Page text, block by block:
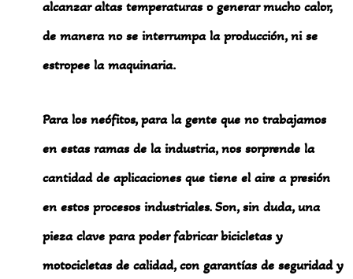
alcanzar altas temperaturas o generar mucho calor,
de manera no se interrumpa la producción, ni se
estropee la maquinaria.
Para los neófitos, para la gente que no trabajamos
en estas ramas de la industria, nos sorprende la
cantidad de aplicaciones que tiene el aire a presión
en estos procesos industriales. Son, sin duda, una
pieza clave para poder fabricar bicicletas y
motocicletas de calidad, con garantías de seguridad y